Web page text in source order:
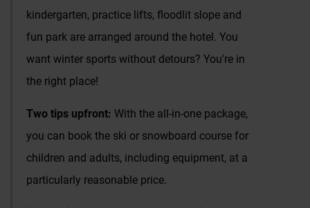
kindergarten, practice lifts, floodlit slope and
fun park are arranged around the hotel. You
want winter sports without detours? You're in
the right place!
Two tips upfront: With the all-in-one package,
you can book the ski or snowboard course for
children and adults, including equipment, at a
particularly reasonable price.